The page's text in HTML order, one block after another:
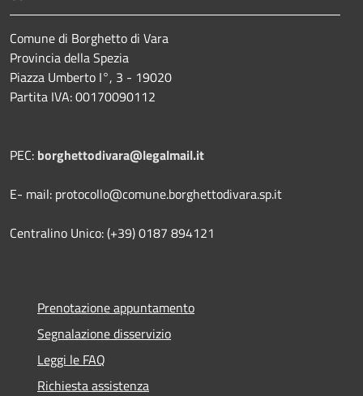
Comune di Borghetto di Vara
Provincia della Spezia
Piazza Umberto I°, 3 - 19020
Partita IVA: 00170090112
PEC: borghettodivara@legalmail.it
E- mail: protocollo@comune.borghettodivara.sp.it
Centralino Unico: (+39) 0187 894121
Prenotazione appuntamento
Segnalazione disservizio
Leggi le FAQ
Richiesta assistenza